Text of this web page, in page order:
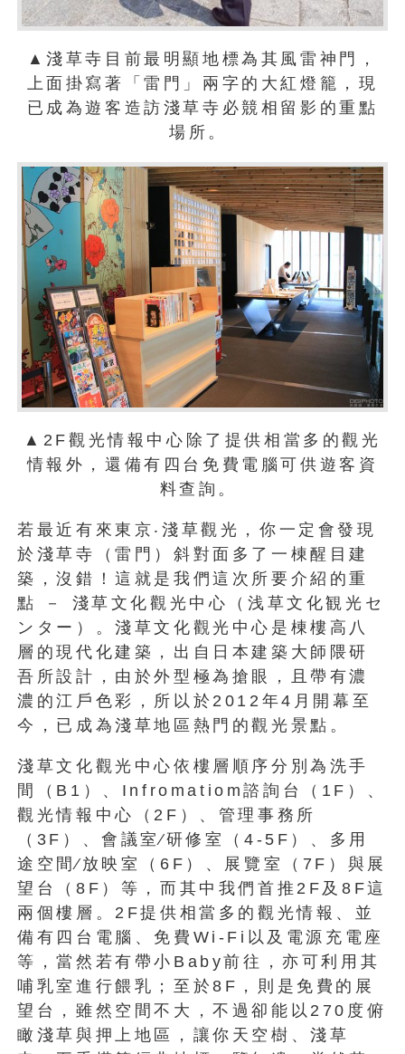
▲淺草寺目前最明顯地標為其風雷神門，
上面掛寫著「雷門」兩字的大紅燈籠，現
已成為遊客造訪淺草寺必競相留影的重點
場所。
▲2F觀光情報中心除了提供相當多的觀光
情報外，還備有四台免費電腦可供遊客資
料查詢。
若最近有來東京‧淺草觀光，你一定會發現
於淺草寺（雷門）斜對面多了一棟醒目建
築，沒錯！這就是我們這次所要介紹的重
點 － 淺草文化觀光中心（浅草文化観光セ
ンター）。淺草文化觀光中心是棟樓高八
層的現代化建築，出自日本建築大師隈研
吾所設計，由於外型極為搶眼，且帶有濃
濃的江戶色彩，所以於2012年4月開幕至
今，已成為淺草地區熱門的觀光景點。
淺草文化觀光中心依樓層順序分別為洗手
間（B1）、Infromatiom諮詢台（1F）、
觀光情報中心（2F）、管理事務所
（3F）、會議室∕研修室（4-5F）、多用
途空間∕放映室（6F）、展覽室（7F）與展
望台（8F）等，而其中我們首推2F及8F這
兩個樓層。2F提供相當多的觀光情報、並
備有四台電腦、免費Wi-Fi以及電源充電座
等，當然若有帶小Baby前往，亦可利用其
哺乳室進行餵乳；至於8F，則是免費的展
望台，雖然空間不大，不過卻能以270度俯
瞰淺草與押上地區，讓你天空樹、淺草